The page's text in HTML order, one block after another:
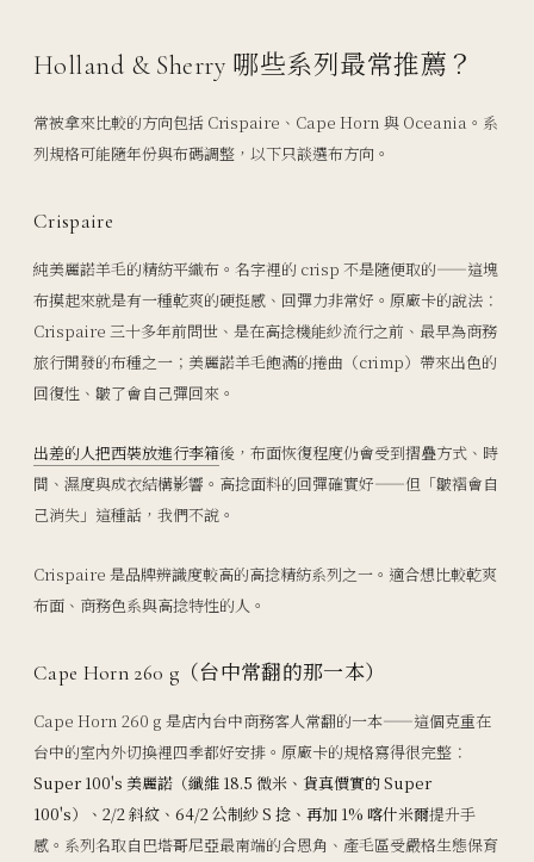
Holland & Sherry 哪些系列最常推薦？
常被拿來比較的方向包括 Crispaire、Cape Horn 與 Oceania。系
列規格可能隨年份與布碼調整，以下只談選布方向。
Crispaire
純美麗諾羊毛的精紡平織布。名字裡的 crisp 不是隨便取的——這塊
布摸起來就是有一種乾爽的硬挺感、回彈力非常好。原廠卡的說法：
Crispaire 三十多年前問世、是在高捻機能紗流行之前、最早為商務
旅行開發的布種之一；美麗諾羊毛飽滿的捲曲（crimp）帶來出色的
回復性、皺了會自己彈回來。
出差的人把西裝放進行李箱後，布面恢復程度仍會受到摺疊方式、時
間、濕度與成衣結構影響。高捻面料的回彈確實好——但「皺褶會自
己消失」這種話，我們不說。
Crispaire 是品牌辨識度較高的高捻精紡系列之一。適合想比較乾爽
布面、商務色系與高捻特性的人。
Cape Horn 260 g（台中常翻的那一本）
Cape Horn 260 g 是店內台中商務客人常翻的一本——這個克重在
台中的室內外切換裡四季都好安排。原廠卡的規格寫得很完整：
Super 100's 美麗諾（纖維 18.5 微米、貨真價實的 Super
100's）、2/2 斜紋、64/2 公制紗 S 捻、再加 1% 喀什米爾提升手
感。系列名取自巴塔哥尼亞最南端的合恩角、產毛區受嚴格生態保育